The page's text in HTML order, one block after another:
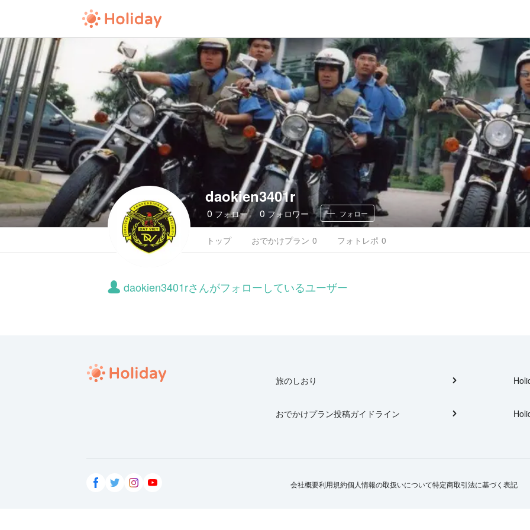
daokien3401r
0 フォロー 0 フォロワー フォロー
トップ おでかけプラン 0 フォトレポ 0
daokien3401rさんがフォローしているユーザー
旅のしおり
おでかけプラン投稿ガイドライン
会社概要利用規約個人情報の取扱いについて特定商取引法に基づく表記